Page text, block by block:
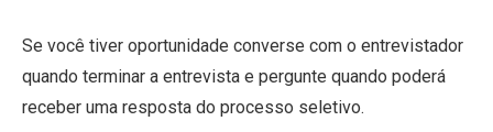
Se você tiver oportunidade converse com o entrevistador
quando terminar a entrevista e pergunte quando poderá
receber uma resposta do processo seletivo.